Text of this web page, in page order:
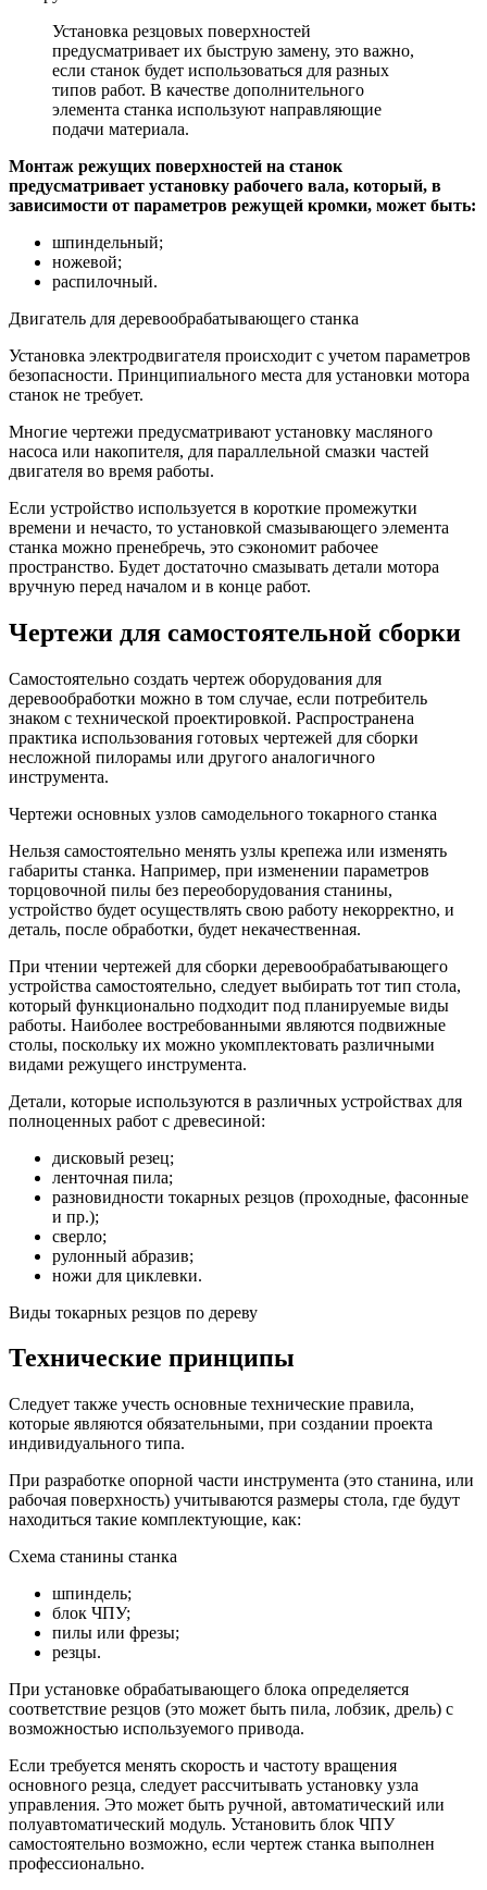
Установка резцовых поверхностей
предусматривает их быструю замену, это важно,
если станок будет использоваться для разных
типов работ. В качестве дополнительного
элемента станка используют направляющие
подачи материала.
Монтаж режущих поверхностей на станок
предусматривает установку рабочего вала, который, в
зависимости от параметров режущей кромки, может быть:
шпиндельный;
ножевой;
распилочный.
Двигатель для деревообрабатывающего станка
Установка электродвигателя происходит с учетом параметров
безопасности. Принципиального места для установки мотора
станок не требует.
Многие чертежи предусматривают установку масляного
насоса или накопителя, для параллельной смазки частей
двигателя во время работы.
Если устройство используется в короткие промежутки
времени и нечасто, то установкой смазывающего элемента
станка можно пренебречь, это сэкономит рабочее
пространство. Будет достаточно смазывать детали мотора
вручную перед началом и в конце работ.
Чертежи для самостоятельной сборки
Самостоятельно создать чертеж оборудования для
деревообработки можно в том случае, если потребитель
знаком с технической проектировкой. Распространена
практика использования готовых чертежей для сборки
несложной пилорамы или другого аналогичного
инструмента.
Чертежи основных узлов самодельного токарного станка
Нельзя самостоятельно менять узлы крепежа или изменять
габариты станка. Например, при изменении параметров
торцовочной пилы без переоборудования станины,
устройство будет осуществлять свою работу некорректно, и
деталь, после обработки, будет некачественная.
При чтении чертежей для сборки деревообрабатывающего
устройства самостоятельно, следует выбирать тот тип стола,
который функционально подходит под планируемые виды
работы. Наиболее востребованными являются подвижные
столы, поскольку их можно укомплектовать различными
видами режущего инструмента.
Детали, которые используются в различных устройствах для
полноценных работ с древесиной:
дисковый резец;
ленточная пила;
разновидности токарных резцов (проходные, фасонные
и пр.);
сверло;
рулонный абразив;
ножи для циклевки.
Виды токарных резцов по дереву
Технические принципы
Следует также учесть основные технические правила,
которые являются обязательными, при создании проекта
индивидуального типа.
При разработке опорной части инструмента (это станина, или
рабочая поверхность) учитываются размеры стола, где будут
находиться такие комплектующие, как:
Схема станины станка
шпиндель;
блок ЧПУ;
пилы или фрезы;
резцы.
При установке обрабатывающего блока определяется
соответствие резцов (это может быть пила, лобзик, дрель) с
возможностью используемого привода.
Если требуется менять скорость и частоту вращения
основного резца, следует рассчитывать установку узла
управления. Это может быть ручной, автоматический или
полуавтоматический модуль. Установить блок ЧПУ
самостоятельно возможно, если чертеж станка выполнен
профессионально.